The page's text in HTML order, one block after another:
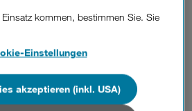
inkl. 5G.
Business Concept Tarife verfügen
Pakete, mit denen
inkludierten Minuten, SMS und
Schweiz, Türkei und den USA ohne
kommen, bestimmen Sie. Sie
zustimmen, werden auch Cookies
die Ihre Daten in Ländern
Einstellungen
akzeptieren (inkl. USA)